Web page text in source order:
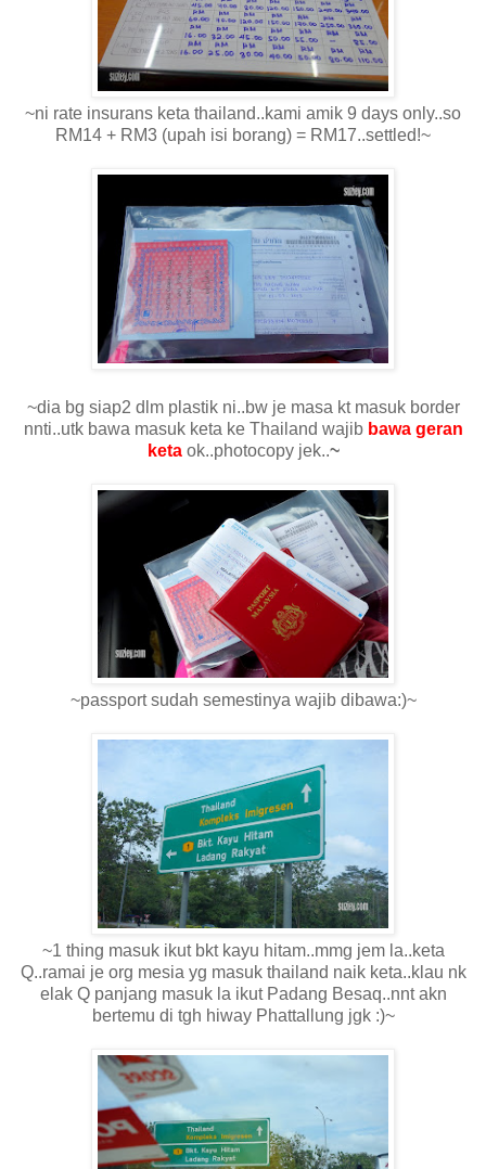
~ni rate insurans keta thailand..kami amik 9 days only..so
RM14 + RM3 (upah isi borang) = RM17..settled!~
~dia bg siap2 dlm plastik ni..bw je masa kt masuk border
nnti..utk bawa masuk keta ke Thailand wajib bawa geran
ketaok..photocopy jek..~
~passport sudah semestinya wajib dibawa:)~
~1 thing masuk ikut bkt kayu hitam..mmg jem la..keta
Q..ramai je org mesia yg masuk thailand naik keta..klau nk
elak Q panjang masuk la ikut Padang Besaq..nnt akn
bertemu di tgh hiway Phattallung jgk :)~